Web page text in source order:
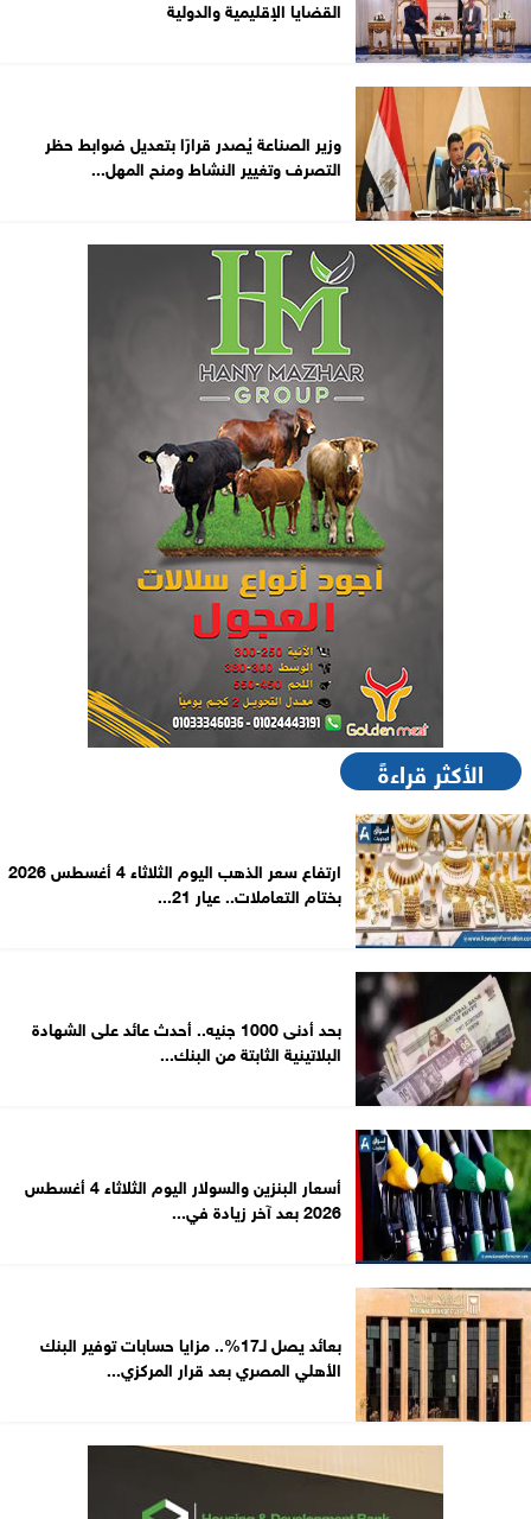
القضايا الإقليمية والدولية
وزير الصناعة يُصدر قرارًا بتعديل ضوابط حظر
التصرف وتغيير النشاط ومنح المهل...
الأكثر قراءةً
ارتفاع سعر الذهب اليوم الثلاثاء 4 أغسطس 2026
بختام التعاملات.. عيار 21...
بحد أدنى 1000 جنيه.. أحدث عائد على الشهادة
البلاتينية الثابتة من البنك...
أسعار البنزين والسولار اليوم الثلاثاء 4 أغسطس
2026 بعد آخر زيادة في...
بعائد يصل لـ17%.. مزايا حسابات توفير البنك
الأهلي المصري بعد قرار المركزي...